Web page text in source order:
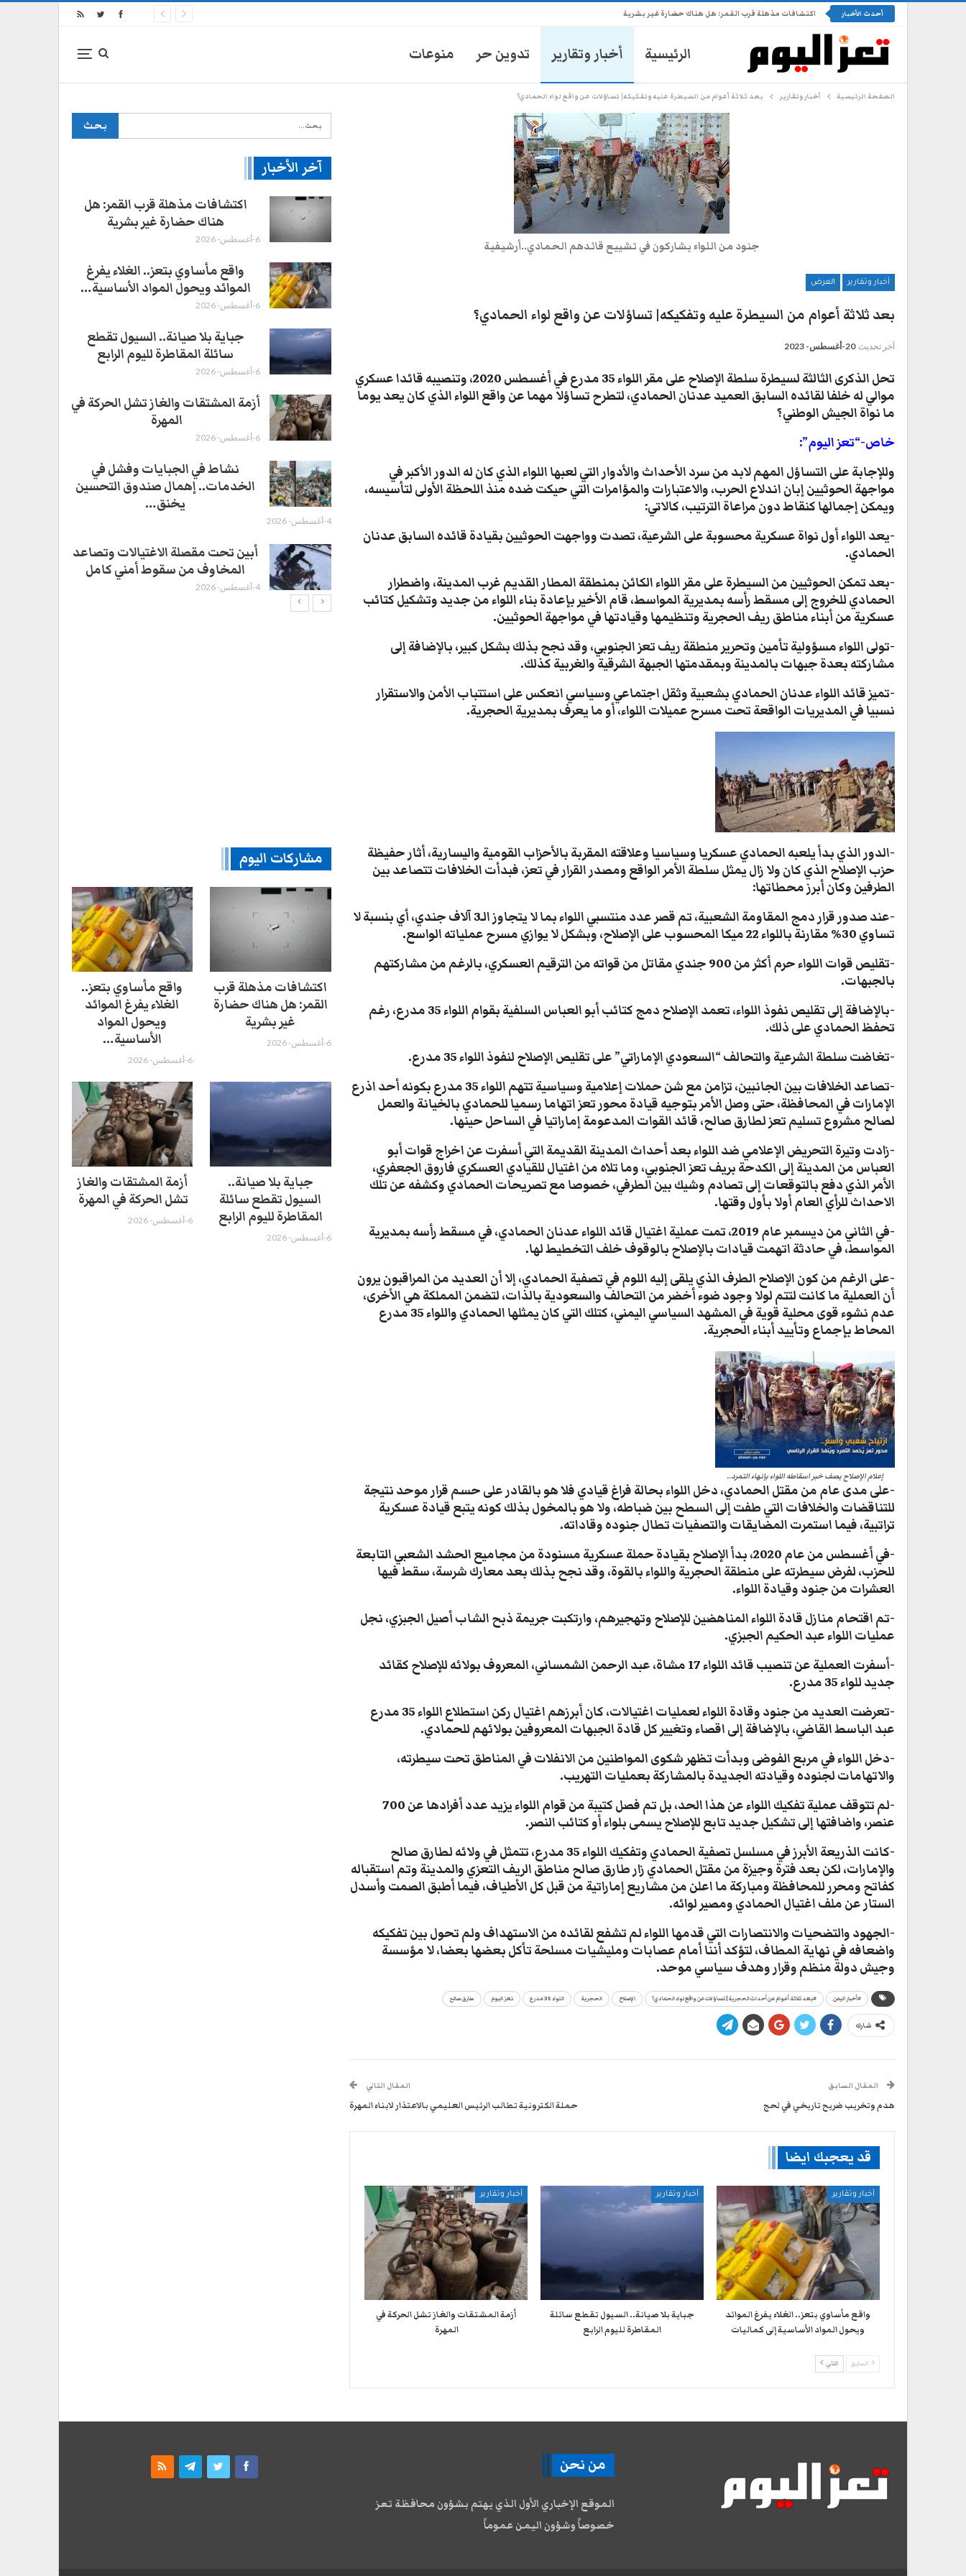
أحدث الأخبار اكتشافات مذهلة قرب القمر: هل هناك حضارة غير بشرية
الرئيسية أخبار وتقارير تدوين حر منوعات
الصفحة الرئيسية أخبار وتقارير بعد ثلاثة أعوام من السيطرة عليه وتفكيكه| تساؤلات عن واقع لواء الحمادي؟
جنود من اللواء يشاركون في تشييع قائدهم الحمادي..أرشيفية
أخبار وتقارير العرض
بعد ثلاثة أعوام من السيطرة عليه وتفكيكه| تساؤلات عن واقع لواء الحمادي؟
آخر تحديث 20-أغسطس- 2023
تحل الذكرى الثالثة لسيطرة سلطة الإصلاح على مقر اللواء 35 مدرع في أغسطس 2020، وتنصيبه قائدا عسكري
موالي له خلفا لقائده السابق العميد عدنان الحمادي، لتطرح تساؤلا مهما عن واقع اللواء الذي كان يعد يوما
ما نواة الجيش الوطني؟
خاص-“تعز اليوم”:
وللإجابة على التساؤل المهم لابد من سرد الأحداث والأدوار التي لعبها اللواء الذي كان له الدور الأكبر في
مواجهة الحوثيين إبان اندلاع الحرب، والاعتبارات والمؤامرات التي حيكت ضده منذ اللحظة الأولى لتأسيسه،
ويمكن إجمالها كنقاط دون مراعاة الترتيب، كالاتي:
-يعد اللواء أول نواة عسكرية محسوبة على الشرعية، تصدت وواجهت الحوثيين بقيادة قائده السابق عدنان
الحمادي.
-بعد تمكن الحوثيين من السيطرة على مقر اللواء الكائن بمنطقة المطار القديم غرب المدينة، واضطرار
الحمادي للخروج إلى مسقط رأسه بمديرية المواسط، قام الأخير بإعادة بناء اللواء من جديد وتشكيل كتائب
عسكرية من أبناء مناطق ريف الحجرية وتنظيمها وقيادتها في مواجهة الحوثيين.
-تولى اللواء مسؤولية تأمين وتحرير منطقة ريف تعز الجنوبي، وقد نجح بذلك بشكل كبير، بالإضافة إلى
مشاركته بعدة جبهات بالمدينة وبمقدمتها الجبهة الشرقية والغربية كذلك.
-تميز قائد اللواء عدنان الحمادي بشعبية وثقل اجتماعي وسياسي انعكس على استتباب الأمن والاستقرار
نسبيا في المديريات الواقعة تحت مسرح عميلات اللواء، أو ما يعرف بمديرية الحجرية.
-الدور الذي بدأ يلعبه الحمادي عسكريا وسياسيا وعلاقته المقربة بالأحزاب القومية واليسارية، أثار حفيظة
حزب الإصلاح الذي كان ولا زال يمثل سلطة الأمر الواقع ومصدر القرار في تعز، فبدأت الخلافات تتصاعد بين
الطرفين وكان أبرز محطاتها:
-عند صدور قرار دمج المقاومة الشعبية، تم قصر عدد منتسبي اللواء بما لا يتجاوز الـ3 آلاف جندي، أي بنسبة لا
تساوي 30% مقارنة باللواء 22 ميكا المحسوب على الإصلاح، وبشكل لا يوازي مسرح عملياته الواسع.
-تقليص قوات اللواء حرم أكثر من 900 جندي مقاتل من قواته من الترقيم العسكري، بالرغم من مشاركتهم
بالجبهات.
-بالإضافة إلى تقليص نفوذ اللواء، تعمد الإصلاح دمج كتائب أبو العباس السلفية بقوام اللواء 35 مدرع، رغم
تحفظ الحمادي على ذلك.
-تغاضت سلطة الشرعية والتحالف “السعودي الإماراتي” على تقليص الإصلاح لنفوذ اللواء 35 مدرع.
-تصاعد الخلافات بين الجانبين، تزامن مع شن حملات إعلامية وسياسية تتهم اللواء 35 مدرع بكونه أحد اذرع
الإمارات في المحافظة، حتى وصل الأمر بتوجيه قيادة محور تعز اتهاما رسميا للحمادي بالخيانة والعمل
لصالح مشروع تسليم تعز لطارق صالح، قائد القوات المدعومة إماراتيا في الساحل حينها.
-زادت وتيرة التحريض الإعلامي ضد اللواء بعد أحداث المدينة القديمة التي أسفرت عن اخراج قوات أبو
العباس من المدينة إلى الكدحة بريف تعز الجنوبي، وما تلاه من اغتيال للقيادي العسكري فاروق الجعفري،
الأمر الذي دفع بالتوقعات إلى تصادم وشيك بين الطرفي، خصوصا مع تصريحات الحمادي وكشفه عن تلك
الاحداث للرأي العام أولا بأول وقتها.
-في الثاني من ديسمبر عام 2019، تمت عملية اغتيال قائد اللواء عدنان الحمادي، في مسقط رأسه بمديرية
المواسط، في حادثة اتهمت قيادات بالإصلاح بالوقوف خلف التخطيط لها.
-على الرغم من كون الإصلاح الطرف الذي يلقى إليه اللوم في تصفية الحمادي، إلا أن العديد من المراقبون يرون
أن العملية ما كانت لتتم لولا وجود ضوء أخضر من التحالف والسعودية بالذات، لتضمن المملكة هي الأخرى،
عدم نشوء قوى محلية قوية في المشهد السياسي اليمني، كتلك التي كان يمثلها الحمادي واللواء 35 مدرع
المحاط بإجماع وتأييد أبناء الحجرية.
إعلام الإصلاح يصف خبر اسقاطه اللواء بإنهاء التمرد..
-على مدى عام من مقتل الحمادي، دخل اللواء بحالة فراغ قيادي فلا هو بالقادر على حسم قرار موحد نتيجة
للتناقضات والخلافات التي طفت إلى السطح بين ضباطه، ولا هو بالمخول بذلك كونه يتبع قيادة عسكرية
تراتبية، فيما استمرت المضايقات والتصفيات تطال جنوده وقاداته.
-في أغسطس من عام 2020، بدأ الإصلاح بقيادة حملة عسكرية مسنودة من مجاميع الحشد الشعبي التابعة
للحزب، لفرض سيطرته على منطقة الحجرية واللواء بالقوة، وقد نجح بذلك بعد معارك شرسة، سقط فيها
العشرات من جنود وقيادة اللواء.
-تم اقتحام منازل قادة اللواء المناهضين للإصلاح وتهجيرهم، وارتكبت جريمة ذبح الشاب أصيل الجبزي، نجل
عمليات اللواء عبد الحكيم الجبزي.
-أسفرت العملية عن تنصيب قائد اللواء 17 مشاة، عبد الرحمن الشمساني، المعروف بولائه للإصلاح كقائد
جديد للواء 35 مدرع.
-تعرضت العديد من جنود وقادة اللواء لعمليات اغتيالات، كان أبرزهم اغتيال ركن استطلاع اللواء 35 مدرع
عبد الباسط القاضي، بالإضافة إلى اقصاء وتغيير كل قادة الجبهات المعروفين بولائهم للحمادي.
-دخل اللواء في مربع الفوضى وبدأت تظهر شكوى المواطنين من الانفلات في المناطق تحت سيطرته،
والاتهامات لجنوده وقيادته الجديدة بالمشاركة بعمليات التهريب.
-لم تتوقف عملية تفكيك اللواء عن هذا الحد، بل تم فصل كتيبة من قوام اللواء يزيد عدد أفرادها عن 700
عنصر، واضافتها إلى تشكيل جديد تابع للإصلاح يسمى بلواء أو كتائب النصر.
-كانت الذريعة الأبرز في مسلسل تصفية الحمادي وتفكيك اللواء 35 مدرع، تتمثل في ولائه لطارق صالح
والإمارات، لكن بعد فترة وجيزة من مقتل الحمادي زار طارق صالح مناطق الريف التعزي والمدينة وتم استقباله
كفاتح ومحرر للمحافظة ومباركة ما اعلن من مشاريع إماراتية من قبل كل الأطياف، فيما أطبق الصمت وأسدل
الستار عن ملف اغتيال الحمادي ومصير لوائه.
-الجهود والتضحيات والانتصارات التي قدمها اللواء لم تشفع لقائده من الاستهداف ولم تحول بين تفكيكه
واضعافه في نهاية المطاف، لتؤكد أننا أمام عصابات ومليشيات مسلحة تأكل بعضها بعضا، لا مؤسسة
وجيش دولة منظم وقرار وهدف سياسي موحد.
#أخبار اليمن #بعد ثلاثة أعوام من أحداث الحجرية| تساؤلات عن واقع لواء الحمادي؟ الإصلاح الحجرية اللواء 35 مدرع تعز اليوم طارق صالح
شارك
المقال السابق
هدم وتخريب ضريح تاريخي في لحج
المقال التالي
حملة الكترونية تطالب الرئيس العليمي بالاعتذار لابناء المهرة
قد يعجبك ايضا
أخبار وتقارير
واقع مأساوي بتعز.. الغلاء يفرغ الموائد
ويحول المواد الأساسية إلى كماليات
أخبار وتقارير
جباية بلا صيانة.. السيول تقطع سائلة
المقاطرة لليوم الرابع
أخبار وتقارير
أزمة المشتقات والغاز تشل الحركة في
المهرة ​
السابق التالي
آخر الأخبار
انتشار أمني في تعز يثير مخاوف
الأهالي من حملات تضييق جديدة
تزايد انتشار الكلاب الضالة بتعز يثير
إزالة صور الزُبيدي تفجر اشتباكات
مسلحة وحالة توتر في عدن
تعز: احتجاج لبائعي الدجاج رفضاً
اكتشافات مذهلة قرب القمر: هل
هناك حضارة غير بشرية
6-أغسطس- 2026
واقع مأساوي بتعز.. الغلاء يفرغ
الموائد ويحول المواد الأساسية…
6-أغسطس- 2026
جباية بلا صيانة.. السيول تقطع
سائلة المقاطرة لليوم الرابع
6-أغسطس- 2026
أزمة المشتقات والغاز تشل الحركة في
المهرة ​
6-أغسطس- 2026
نشاط في الجبايات وفشل في
الخدمات.. إهمال صندوق التحسين
يخنق…
4-أغسطس- 2026
أبين تحت مقصلة الاغتيالات وتصاعد
المخاوف من سقوط أمني كامل
4-أغسطس- 2026
مشاركات اليوم
اكتشافات مذهلة قرب
القمر: هل هناك حضارة
غير بشرية
6-أغسطس- 2026
واقع مأساوي بتعز..
الغلاء يفرغ الموائد
ويحول المواد
الأساسية…
6-أغسطس- 2026
جباية بلا صيانة..
السيول تقطع سائلة
المقاطرة لليوم الرابع
6-أغسطس- 2026
أزمة المشتقات والغاز
تشل الحركة في المهرة ​
6-أغسطس- 2026
من نحن
الموقع الإخباري الأول الذي يهتم بشؤون محافظة تعز
خصوصاً وشؤون اليمن عموماً